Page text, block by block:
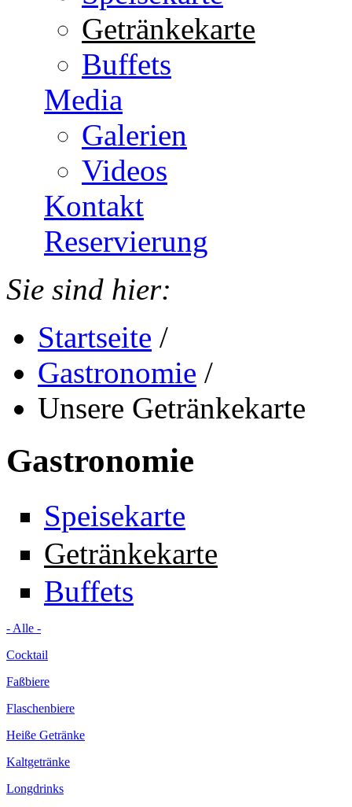
Getränkekarte
Buffets
Media
Galerien
Videos
Kontakt
Reservierung
Sie sind hier:
Startseite /
Gastronomie /
Unsere Getränkekarte
Gastronomie
Speisekarte
Getränkekarte
Buffets
- Alle -
Cocktail
Faßbiere
Flaschenbiere
Heiße Getränke
Kaltgetränke
Longdrinks